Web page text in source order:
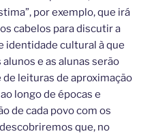
por exemplo, que irá
cabelos para discutir a
identidade cultural à que
e as alunas serão
leituras de aproximação
longo de épocas e
de cada povo com os
que, no